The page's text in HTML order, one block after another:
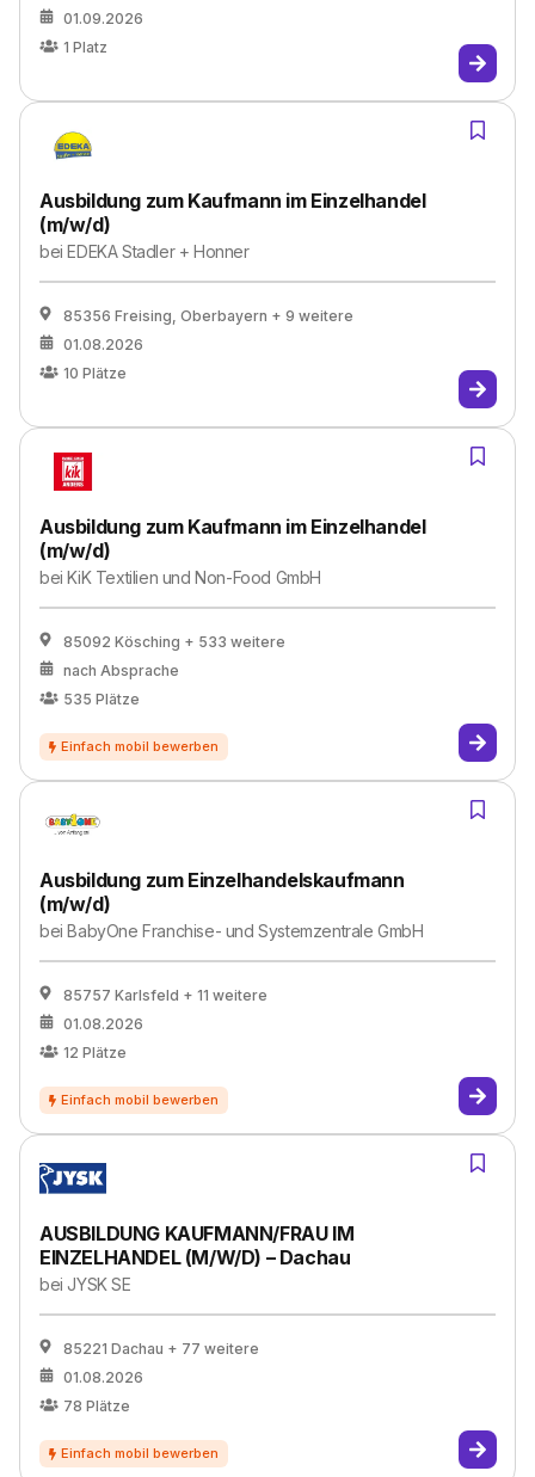
01.09.2026
1 Platz
Ausbildung zum Kaufmann im Einzelhandel
(m/w/d)
beiEDEKA Stadler + Honner
85356 Freising, Oberbayern + 9 weitere
01.08.2026
10 Plätze
Ausbildung zum Kaufmann im Einzelhandel
(m/w/d)
beiKiK Textilien und Non-Food GmbH
85092 Kösching + 533 weitere
nach Absprache
535 Plätze
Ausbildung zum Einzelhandelskaufmann
(m/w/d)
beiBabyOne Franchise- und Systemzentrale GmbH
85757 Karlsfeld + 11 weitere
01.08.2026
12 Plätze
AUSBILDUNG KAUFMANN/FRAU IM
EINZELHANDEL (M/W/D) – Dachau
bei JYSK SE
85221 Dachau + 77 weitere
01.08.2026
78 Plätze